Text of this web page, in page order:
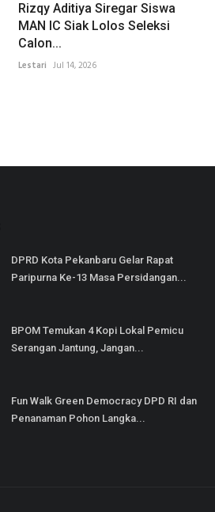
Rizqy Aditiya Siregar Siswa
MAN IC Siak Lolos Seleksi
Calon...
Lestari Jul 14, 2026
DPRD Kota Pekanbaru Gelar Rapat
Paripurna Ke-13 Masa Persidangan...
BPOM Temukan 4 Kopi Lokal Pemicu
Serangan Jantung, Jangan...
Fun Walk Green Democracy DPD RI dan
Penanaman Pohon Langka...